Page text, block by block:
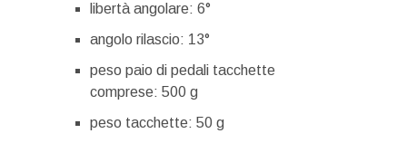
libertà angolare: 6°
angolo rilascio: 13°
peso paio di pedali tacchette
comprese: 500 g
peso tacchette: 50 g